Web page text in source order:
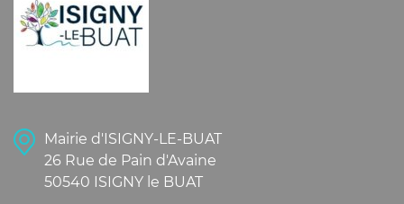
Mairie d'ISIGNY-LE-BUAT
26 Rue de Pain d'Avaine
50540 ISIGNY le BUAT